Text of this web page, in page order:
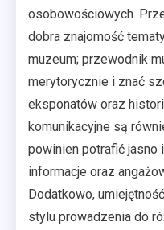
osobowościowych.
dobra znajomość
muzeum; przewodnik
merytorycznie i znać
eksponatów oraz
komunikacyjne są
powinien potrafić jasno
informacje oraz
Dodatkowo,
stylu prowadzenia do